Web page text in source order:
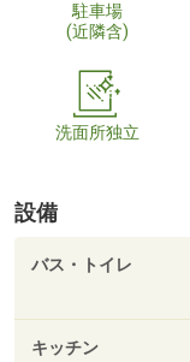
駐車場
(近隣含)
洗面所独立
設備
バス・トイレ
キッチン